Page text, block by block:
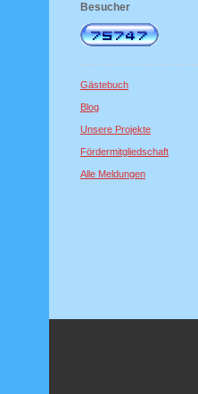
Besucher
Gästebuch
Blog
Unsere Projekte
Fördermitgliedschaft
Alle Meldungen